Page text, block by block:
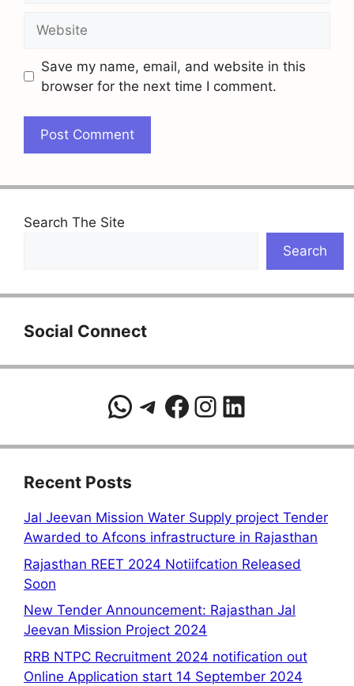
Save my name, email, and website in this
browser for the next time I comment.
Search The Site
Search
Social Connect
WhatsApp
Telegram
Facebook
Instagram
LinkedIn
Recent Posts
Jal Jeevan Mission Water Supply project Tender
Awarded to Afcons infrastructure in Rajasthan
Rajasthan REET 2024 Notiifcation Released
Soon
New Tender Announcement: Rajasthan Jal
Jeevan Mission Project 2024
RRB NTPC Recruitment 2024 notification out
Online Application start 14 September 2024